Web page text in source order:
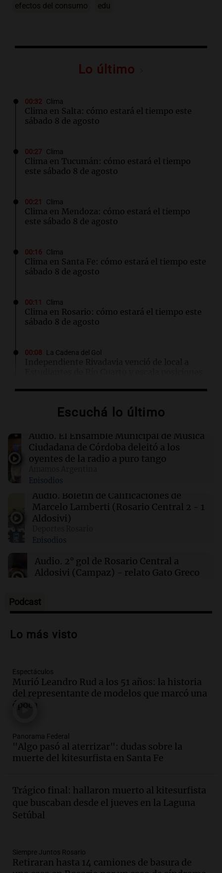
efectos del consumo edu
Lo último
00:32 Clima
Clima en Salta: cómo estará el tiempo este
sábado 8 de agosto
00:27 Clima
Clima en Tucumán: cómo estará el tiempo
este sábado 8 de agosto
00:21 Clima
Clima en Mendoza: cómo estará el tiempo
este sábado 8 de agosto
00:16 Clima
Clima en Santa Fe: cómo estará el tiempo este
sábado 8 de agosto
00:11 Clima
Clima en Rosario: cómo estará el tiempo este
sábado 8 de agosto
00:08 La Cadena del Gol
Independiente Rivadavia venció de local a
Clima
sábado 8 de agosto
00:00 Clima
sábado 8 de agosto
23:54 Mundo
De la Espriella promete impulsar energías
Colombia
Escuchá lo último
Audio. El Ensamble Municipal de Música
Ciudadana de Córdoba deleitó a los
oyentes de la radio a puro tango
Episodios
Audio. Boletín de Calificaciones de
Marcelo Lamberti (Rosario Central 2 - 1
Aldosivi)
Episodios
Audio. 2° gol de Rosario Central a
Aldosivi (Campaz) - relato Gato Greco
Audio.Nuevo desarrollo urbano y casa
en Villa María
Audio.
la Bulaya abrirá sus puertas mañana con
diversas actividades y sorpresas
Panorama Federal
edificios y proyecta una casa del
estudiante con 48 municipios
involucrados
Episodios
Audio.1° gol de Rosario Central a
Aldosivi (Zalazar en contra) - relato
Gato Greco
Audio.Recomendaciones de vino
bonarda para disfrutar el fin de semana
Podcast
Lo más visto
Espectáculos
Murió Leandro Rud a los 51 años: la historia
del representante de modelos que marcó una
época
Panorama Federal
"Algo pasó al aterrizar": dudas sobre la
muerte del kitesurfista en Santa Fe
Trágico final: hallaron muerto al kitesurfista
que buscaban desde el jueves en la Laguna
Setúbal
Siempre Juntos Rosario
Retiraran hasta 14 camiones de basura de